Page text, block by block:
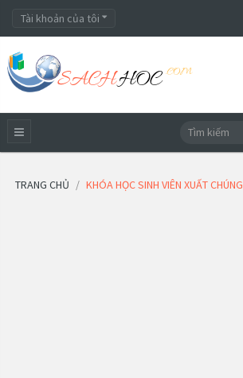
Tài khoản của tôi
TRANG CHỦ KHÓA HỌC SINH VIÊN XUẤT CHÚNG